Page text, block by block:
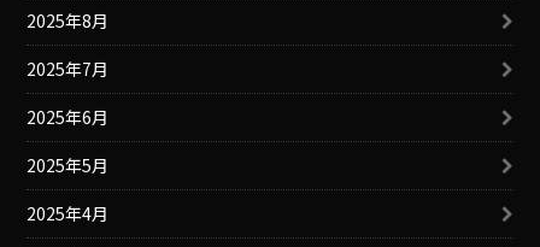
2025年8月
2025年7月
2025年6月
2025年5月
2025年4月